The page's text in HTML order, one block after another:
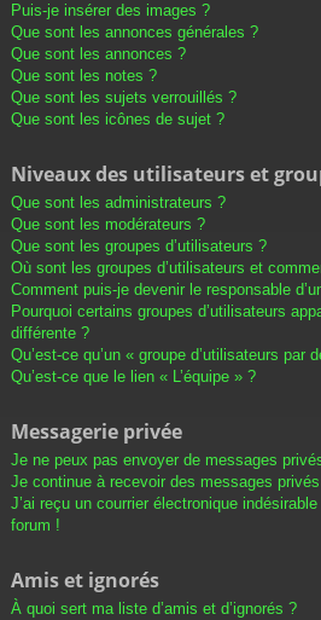
Puis-je insérer des images ?
Que sont les annonces générales ?
Que sont les annonces ?
Que sont les notes ?
Que sont les sujets verrouillés ?
Que sont les icônes de sujet ?
Niveaux des utilisateurs et
Que sont les administrateurs ?
Que sont les modérateurs ?
Que sont les groupes d’utilisateurs ?
Où sont les groupes d’utilisateurs et
Comment puis-je devenir le responsable
Pourquoi certains groupes d’utilisateurs
différente ?
Qu’est-ce qu’un « groupe d’utilisateurs par
Qu’est-ce que le lien « L’équipe » ?
Messagerie privée
Je ne peux pas envoyer de messages
Je continue à recevoir des messages
J’ai reçu un courrier électronique
forum !
Amis et ignorés
À quoi sert ma liste d’amis et d’ignorés ?